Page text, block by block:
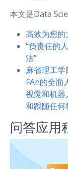
本文是Data
高效为您
“负责任的
法”
麻省理工
FAn的全面
视觉和机
和跟随任
问答应用